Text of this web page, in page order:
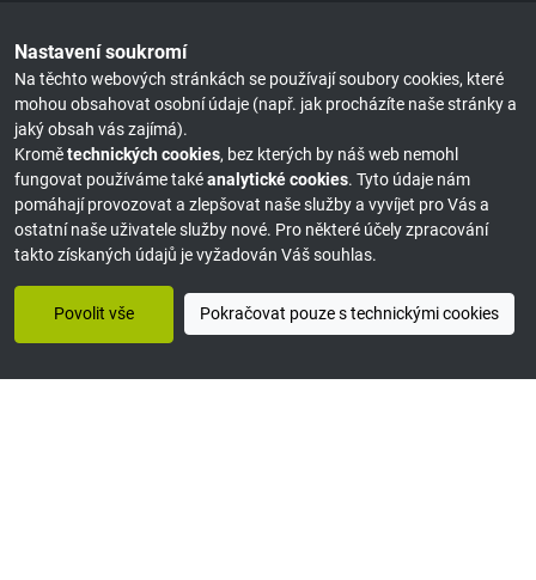
Nastavení soukromí
Na těchto webových stránkách se používají soubory cookies, které
mohou obsahovat osobní údaje (např. jak procházíte naše stránky a
jaký obsah vás zajímá).
Kromětechnických cookies, bez kterých by náš web nemohl
fungovat používáme takéanalytické cookies. Tyto údaje nám
pomáhají provozovat a zlepšovat naše služby a vyvíjet pro Vás a
ostatní naše uživatele služby nové. Pro některé účely zpracování
takto získaných údajů je vyžadován Váš souhlas.
Povolit vše Pokračovat pouze s technickými cookies